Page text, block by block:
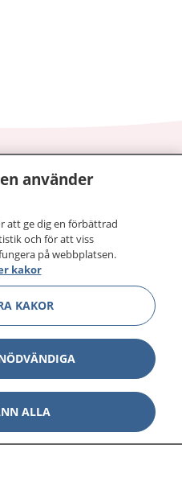
och information om
du kan kontakta.
och göra dina
1177 för
runt.
bättre.
Visa
Visa
använder
att ge dig en förbättrad
och för att viss
på webbplatsen.
kakor
KAKOR
ALLA